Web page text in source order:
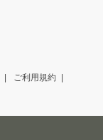
ご利用規約